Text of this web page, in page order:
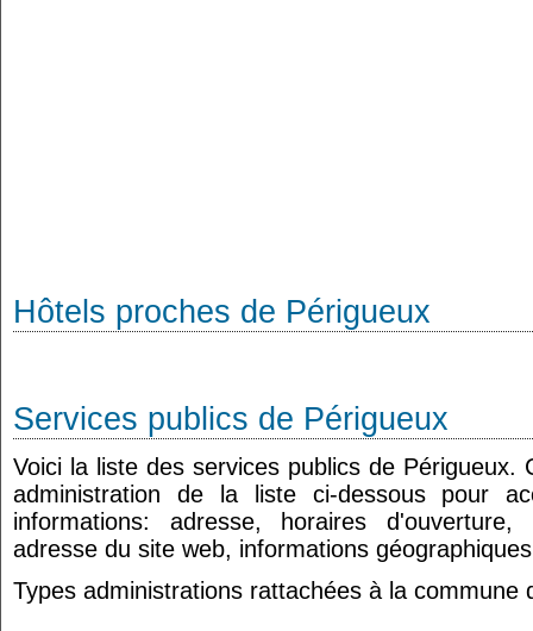
Hôtels proches de Périgueux
Services publics de Périgueux
Voici la liste des services publics de Périgueux.
administration de la liste ci-dessous pour
informations: adresse, horaires
adresse du site web, informations
Types administrations rattachées à la commune